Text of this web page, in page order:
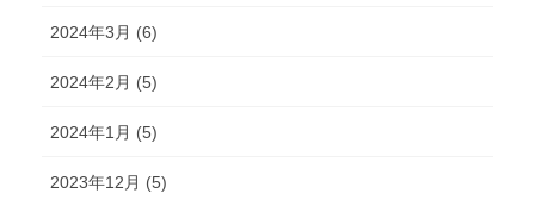
2024年3月 (6)
2024年2月 (5)
2024年1月 (5)
2023年12月 (5)